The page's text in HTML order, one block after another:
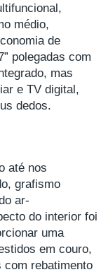
médio,
de
polegadas com
mas
e TV digital,
dedos.
até nos
grafismo
ar-
do interior foi
uma
em couro,
rebatimento